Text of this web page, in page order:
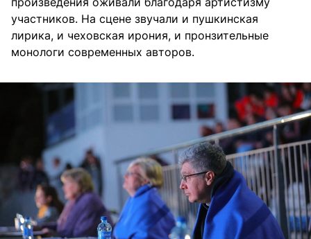
участников. На сцене звучали и пушкинская
лирика, и чеховская ирония, и пронзительные
монологи современных авторов.